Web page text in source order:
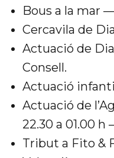
Bous a la mar
Cercavila de
Actuació de
Consell.
Actuació
Actuació de
22.30 a 01.00 h
Tribut a Fito &